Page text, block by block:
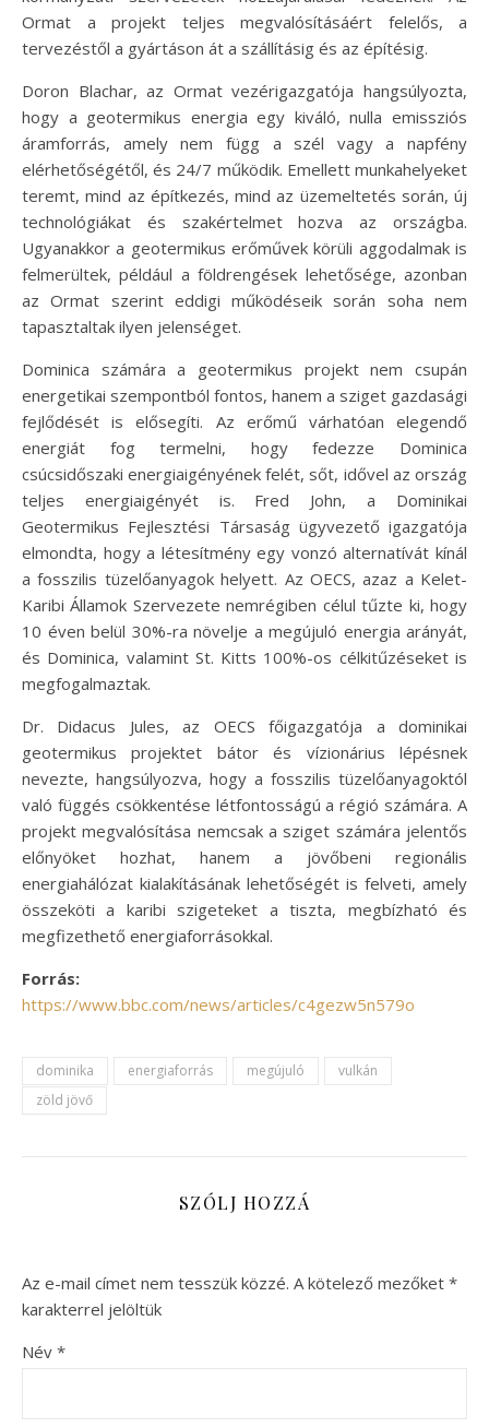
Ormat a projekt teljes megvalósításáért felelős, a
tervezéstől a gyártáson át a szállításig és az építésig.
Doron Blachar, az Ormat vezérigazgatója hangsúlyozta,
hogy a geotermikus energia egy kiváló, nulla emissziós
áramforrás, amely nem függ a szél vagy a napfény
elérhetőségétől, és 24/7 működik. Emellett munkahelyeket
teremt, mind az építkezés, mind az üzemeltetés során, új
technológiákat és szakértelmet hozva az országba.
Ugyanakkor a geotermikus erőművek körüli aggodalmak is
felmerültek, például a földrengések lehetősége, azonban
az Ormat szerint eddigi működéseik során soha nem
tapasztaltak ilyen jelenséget.
Dominica számára a geotermikus projekt nem csupán
energetikai szempontból fontos, hanem a sziget gazdasági
fejlődését is elősegíti. Az erőmű várhatóan elegendő
energiát fog termelni, hogy fedezze Dominica
csúcsidőszaki energiaigényének felét, sőt, idővel az ország
teljes energiaigényét is. Fred John, a Dominikai
Geotermikus Fejlesztési Társaság ügyvezető igazgatója
elmondta, hogy a létesítmény egy vonzó alternatívát kínál
a fosszilis tüzelőanyagok helyett. Az OECS, azaz a Kelet-
Karibi Államok Szervezete nemrégiben célul tűzte ki, hogy
10 éven belül 30%-ra növelje a megújuló energia arányát,
és Dominica, valamint St. Kitts 100%-os célkitűzéseket is
megfogalmaztak.
Dr. Didacus Jules, az OECS főigazgatója a dominikai
geotermikus projektet bátor és vízionárius lépésnek
nevezte, hangsúlyozva, hogy a fosszilis tüzelőanyagoktól
való függés csökkentése létfontosságú a régió számára. A
projekt megvalósítása nemcsak a sziget számára jelentős
előnyöket hozhat, hanem a jövőbeni regionális
energiahálózat kialakításának lehetőségét is felveti, amely
összeköti a karibi szigeteket a tiszta, megbízható és
megfizethető energiaforrásokkal.
Forrás:
https://www.bbc.com/news/articles/c4gezw5n579o
dominika energiaforrás megújuló
vulkán
zöld jövő
SZÓLJ HOZZÁ
Az e-mail címet nem tesszük közzé. A kötelező mezőket *
karakterrel jelöltük
Név *